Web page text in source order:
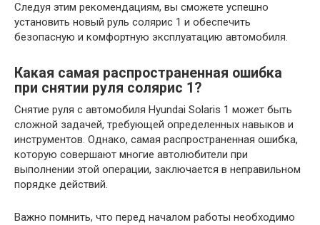
Следуя этим рекомендациям, вы сможете успешно
установить новый руль солярис 1 и обеспечить
безопасную и комфортную эксплуатацию автомобиля.
Какая самая распространенная ошибка
при снятии руля солярис 1?
Снятие руля с автомобиля Hyundai Solaris 1 может быть
сложной задачей, требующей определенных навыков и
инструментов. Однако, самая распространенная ошибка,
которую совершают многие автолюбители при
выполнении этой операции, заключается в неправильном
порядке действий.
Важно помнить, что перед началом работы необходимо